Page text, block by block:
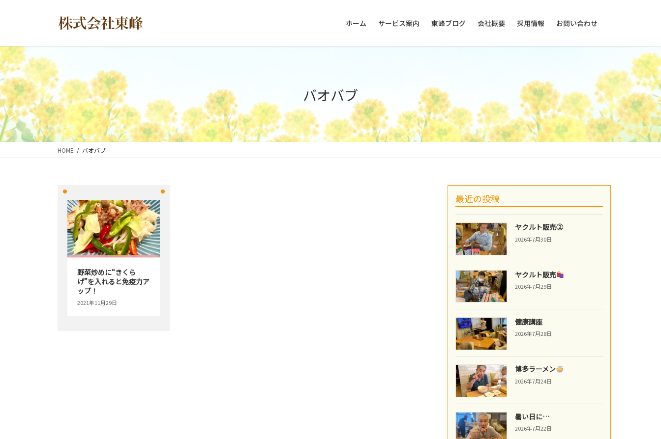
ツ
に
移
動
シ
ョ
ン
に
移
動
ホーム サービス案内 東峰ブログ 会社概要 採用情報 お問い合わせ
バオバブ
HOME バオバブ
野菜炒めに“きくら
げ”を入れると免疫力ア
ップ！
2021年11月29日
最近の投稿
ヤクルト販売②
2026年7月30日
ヤクルト販売
2026年7月29日
健康講座
2026年7月28日
博多ラーメン
2026年7月24日
暑い日に…
2026年7月22日